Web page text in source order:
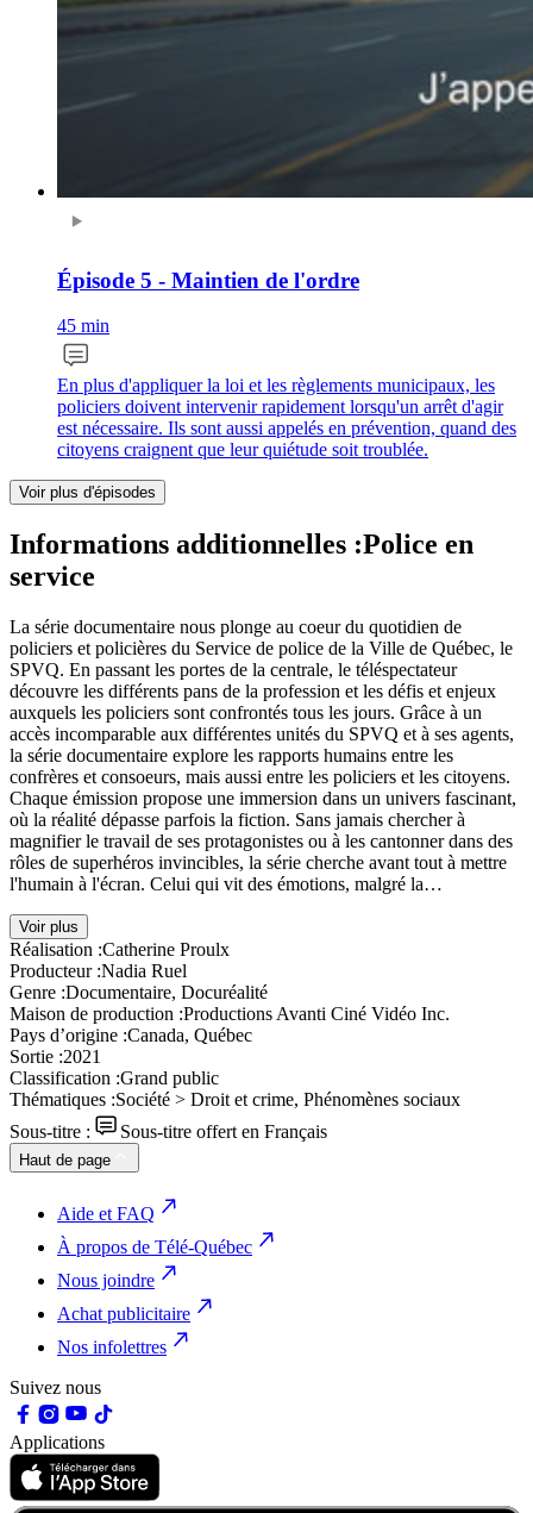
Épisode 5 - Maintien de l'ordre
45 min
En plus d'appliquer la loi et les règlements municipaux, les
policiers doivent intervenir rapidement lorsqu'un arrêt d'agir
est nécessaire. Ils sont aussi appelés en prévention, quand des
citoyens craignent que leur quiétude soit troublée.
Voir plus d'épisodes
Informations additionnelles :Police en
service
La série documentaire nous plonge au coeur du quotidien de
policiers et policières du Service de police de la Ville de Québec, le
SPVQ. En passant les portes de la centrale, le téléspectateur
découvre les différents pans de la profession et les défis et enjeux
auxquels les policiers sont confrontés tous les jours. Grâce à un
accès incomparable aux différentes unités du SPVQ et à ses agents,
la série documentaire explore les rapports humains entre les
confrères et consoeurs, mais aussi entre les policiers et les citoyens.
Chaque émission propose une immersion dans un univers fascinant,
où la réalité dépasse parfois la fiction. Sans jamais chercher à
magnifier le travail de ses protagonistes ou à les cantonner dans des
rôles de superhéros invincibles, la série cherche avant tout à mettre
l'humain à l'écran. Celui qui vit des émotions, malgré la…
Voir plus
Réalisation :Catherine Proulx
Producteur :Nadia Ruel
Genre :Documentaire, Docuréalité
Maison de production :Productions Avanti Ciné Vidéo Inc.
Pays d’origine :Canada, Québec
Sortie :2021
Classification :Grand public
Thématiques :Société > Droit et crime, Phénomènes sociaux
Sous-titre :
Sous-titre offert en Français
Haut de page
Aide et FAQ
À propos de Télé-Québec
Nous joindre
Achat publicitaire
Nos infolettres
Suivez nous
Applications